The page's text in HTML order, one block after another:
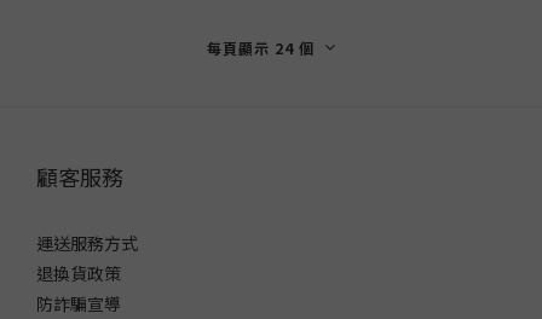
每頁顯示 24 個
顧客服務
運送服務方式
退換貨政策
防詐騙宣導